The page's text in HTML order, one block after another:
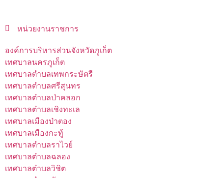
หน่วยงานราชการ
องค์การบริหารส่วนจังหวัดภูเก็ต
เทศบาลนครภูเก็ต
เทศบาลตำบลเทพกระษัตรี
เทศบาลตำบลศรีสุนทร
เทศบาลตำบลป่าคลอก
เทศบาลตำบลเชิงทะเล
เทศบาลเมืองป่าตอง
เทศบาลเมืองกะทู้
เทศบาลตำบลราไวย์
เทศบาลตำบลฉลอง
เทศบาลตำบลวิชิต